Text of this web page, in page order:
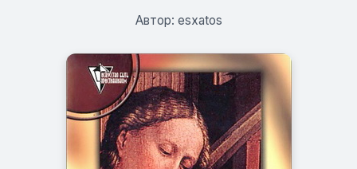
Автор: esxatos